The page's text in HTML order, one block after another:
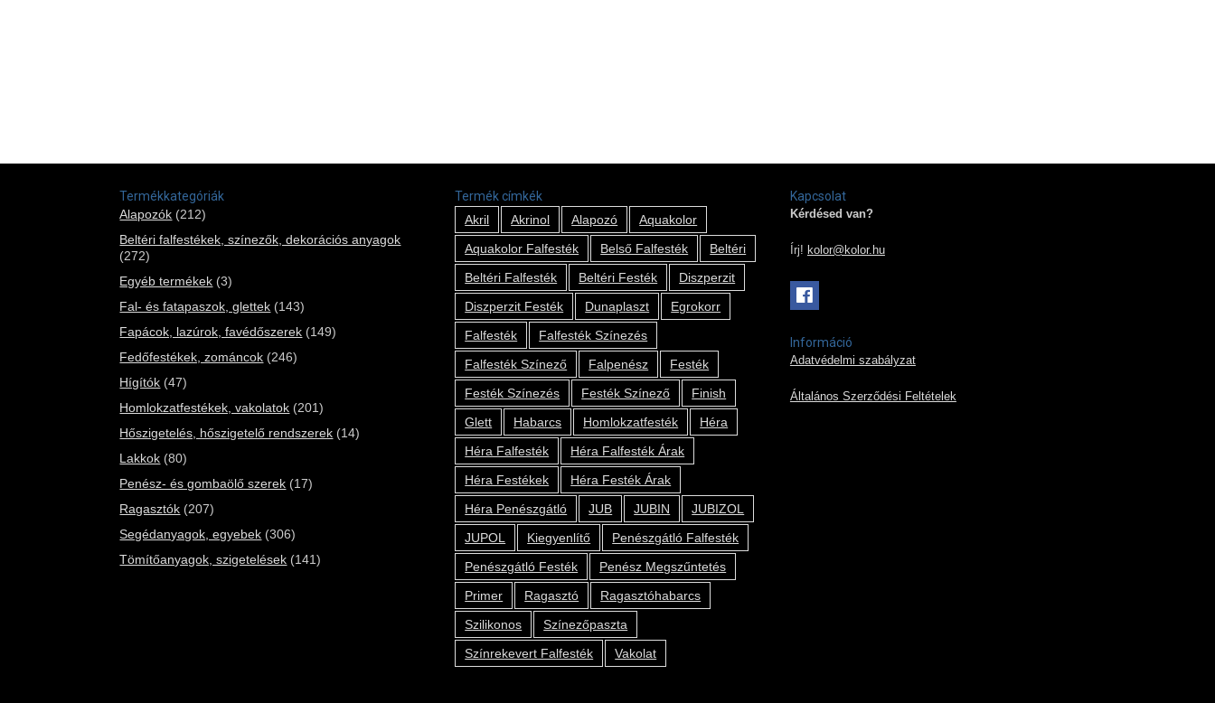
Termékkategóriák
Alapozók (212)
Beltéri falfestékek, színezők, dekorációs anyagok
(272)
Egyéb termékek (3)
Fal- és fatapaszok, glettek (143)
Fapácok, lazúrok, favédőszerek (149)
Fedőfestékek, zománcok (246)
Hígítók (47)
Homlokzatfestékek, vakolatok (201)
Hőszigetelés, hőszigetelő rendszerek (14)
Lakkok (80)
Penész- és gombaölő szerek (17)
Ragasztók (207)
Segédanyagok, egyebek (306)
Tömítőanyagok, szigetelések (141)
Termék címkék
Akril
Akrinol Alapozó
Aquakolor
Aquakolor Falfesték
Belső Falfesték
Beltéri
Beltéri Falfesték
Beltéri Festék
Diszperzit
Diszperzit Festék
Dunaplaszt
Egrokorr
Falfesték
Falfesték Színezés
Falfesték Színező
Falpenész
Festék
Festék Színezés
Festék Színező
Finish
Glett
Habarcs Homlokzatfesték
Héra
Héra Falfesték
Héra Falfesték Árak
Héra Festékek
Héra Festék Árak
Héra Penészgátló
JUB JUBIN
JUBIZOL
JUPOL
Kiegyenlítő
Penészgátló Falfesték
Penészgátló Festék
Penész Megszűntetés
Primer
Ragasztó
Ragasztóhabarcs
Szilikonos
Színezőpaszta
Színrekevert Falfesték
Vakolat
Kapcsolat
Kérdésed van?
Írj! kolor@kolor.hu
Információ
Adatvédelmi szabályzat
Általános Szerződési Feltételek